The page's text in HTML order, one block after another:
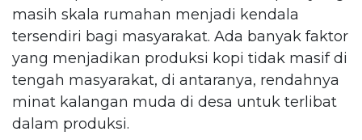
masih skala rumahan menjadi kendala
tersendiri bagi masyarakat. Ada banyak faktor
yang menjadikan produksi kopi tidak masif di
tengah masyarakat, di antaranya, rendahnya
minat kalangan muda di desa untuk terlibat
dalam produksi.